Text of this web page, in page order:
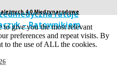
ratuje
– Ratownikiem
4.0 Międzynarodowe
to give you the most relevant
preferences and repeat visits. By
to the use of ALL the cookies.